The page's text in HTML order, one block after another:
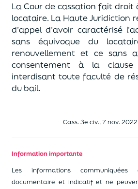
La Cour de cassation fait droit
locataire. La Haute Juridiction
d’appel d’avoir caractérisé
sans équivoque du
renouvellement et ce sans
consentement à la clause
interdisant toute faculté de
du bail.
Cass. 3e civ., 7 nov.
Information importante
Les informations
documentaire et indicatif et ne